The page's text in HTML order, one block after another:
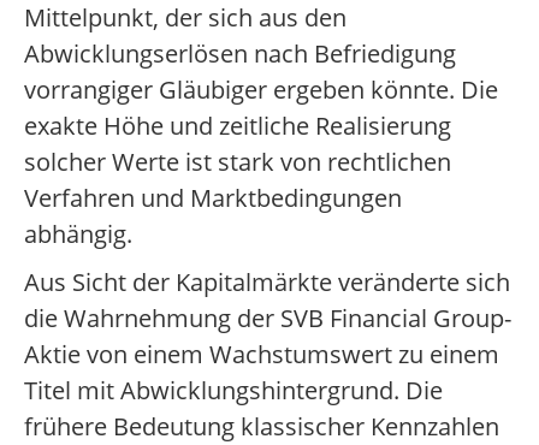
Mittelpunkt, der sich aus den
Abwicklungserlösen nach Befriedigung
vorrangiger Gläubiger ergeben könnte. Die
exakte Höhe und zeitliche Realisierung
solcher Werte ist stark von rechtlichen
Verfahren und Marktbedingungen
abhängig.
Aus Sicht der Kapitalmärkte veränderte sich
die Wahrnehmung der SVB Financial Group-
Aktie von einem Wachstumswert zu einem
Titel mit Abwicklungshintergrund. Die
frühere Bedeutung klassischer Kennzahlen